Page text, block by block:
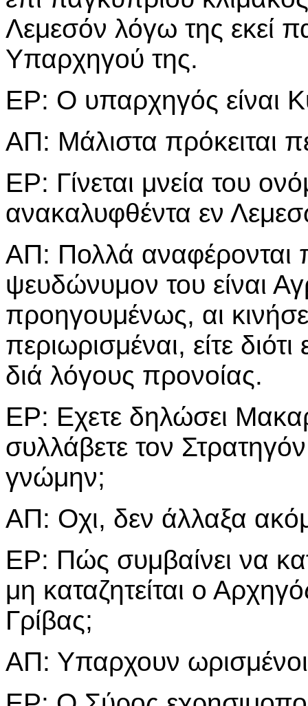
Λεμεσόν λόγω της εκεί
Υπαρχηγού της.
ΕΡ: Ο υπαρχηγός είναι
ΑΠ: Μάλιστα πρόκειται
ΕΡ: Γίνεται μνεία του
ανακαλυφθέντα εν
ΑΠ: Πολλά αναφέρονται
ψευδώνυμον του είναι
προηγουμένως, αι
περιωρισμέναι, είτε διότι
διά λόγους προνοίας.
ΕΡ: Εχετε δηλώσει
συλλάβετε τον
γνώμην;
ΑΠ: Οχι, δεν άλλαξα
ΕΡ: Πώς συμβαίνει να
μη καταζητείται ο
Γρίβας;
ΑΠ: Υπαρχουν ωρισμένοι